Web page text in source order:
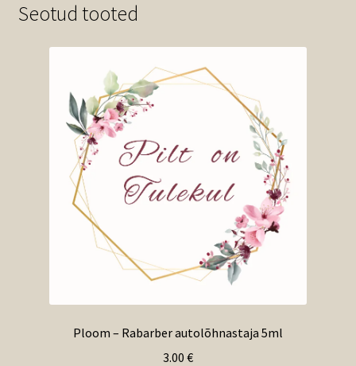
Seotud tooted
Ploom – Rabarber autolõhnastaja 5ml
3.00 €